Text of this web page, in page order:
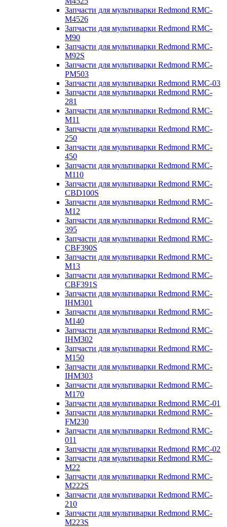
Запчасти для мультиварки Redmond RMC-
M4526
Запчасти для мультиварки Redmond RMC-
M90
Запчасти для мультиварки Redmond RMC-
M92S
Запчасти для мультиварки Redmond RMC-
PM503
Запчасти для мультиварки Redmond RMC-03
Запчасти для мультиварки Redmond RMC-
281
Запчасти для мультиварки Redmond RMC-
M11
Запчасти для мультиварки Redmond RMC-
250
Запчасти для мультиварки Redmond RMC-
450
Запчасти для мультиварки Redmond RMC-
M110
Запчасти для мультиварки Redmond RMC-
CBD100S
Запчасти для мультиварки Redmond RMC-
M12
Запчасти для мультиварки Redmond RMC-
395
Запчасти для мультиварки Redmond RMC-
CBF390S
Запчасти для мультиварки Redmond RMC-
M13
Запчасти для мультиварки Redmond RMC-
CBF391S
Запчасти для мультиварки Redmond RMC-
IHM301
Запчасти для мультиварки Redmond RMC-
M140
Запчасти для мультиварки Redmond RMC-
IHM302
Запчасти для мультиварки Redmond RMC-
M150
Запчасти для мультиварки Redmond RMC-
IHM303
Запчасти для мультиварки Redmond RMC-
M170
Запчасти для мультиварки Redmond RMC-01
Запчасти для мультиварки Redmond RMC-
FM230
Запчасти для мультиварки Redmond RMC-
011
Запчасти для мультиварки Redmond RMC-02
Запчасти для мультиварки Redmond RMC-
M22
Запчасти для мультиварки Redmond RMC-
M222S
Запчасти для мультиварки Redmond RMC-
210
Запчасти для мультиварки Redmond RMC-
M223S